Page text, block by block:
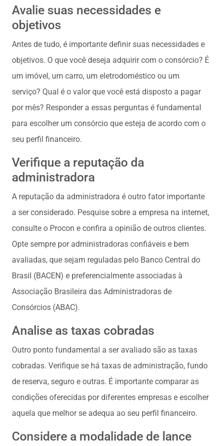
Avalie suas necessidades e
objetivos
Antes de tudo, é importante definir suas necessidades e
objetivos. O que você deseja adquirir com o consórcio? É
um imóvel, um carro, um eletrodoméstico ou um
serviço? Qual é o valor que você está disposto a pagar
por mês? Responder a essas perguntas é fundamental
para escolher um consórcio que esteja de acordo com o
seu perfil financeiro.
Verifique a reputação da
administradora
A reputação da administradora é outro fator importante
a ser considerado. Pesquise sobre a empresa na internet,
consulte o Procon e confira a opinião de outros clientes.
Opte sempre por administradoras confiáveis e bem
avaliadas, que sejam reguladas pelo Banco Central do
Brasil (BACEN) e preferencialmente associadas à
Associação Brasileira das Administradoras de
Consórcios (ABAC).
Analise as taxas cobradas
Outro ponto fundamental a ser avaliado são as taxas
cobradas. Verifique se há taxas de administração, fundo
de reserva, seguro e outras. É importante comparar as
condições oferecidas por diferentes empresas e escolher
aquela que melhor se adequa ao seu perfil financeiro.
Considere a modalidade de lance